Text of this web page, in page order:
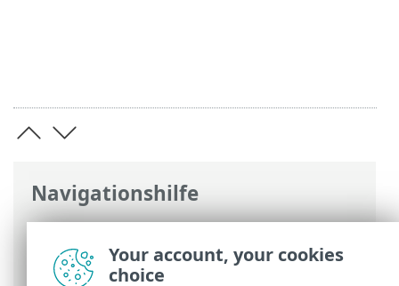
Navigationshilfe
ESET Online-Hilfe>ESET Glossary>ESET-
Technologien > Schutz vor
Netzwerkangriffen
Your account, your cookies
choice